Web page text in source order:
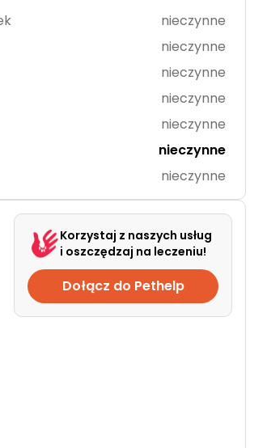
nieczynne
nieczynne
nieczynne
nieczynne
nieczynne
nieczynne
nieczynne
Korzystaj z naszych usług
i oszczędzaj na leczeniu!
Dołącz do Pethelp